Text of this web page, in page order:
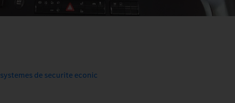
systemes de securite econic